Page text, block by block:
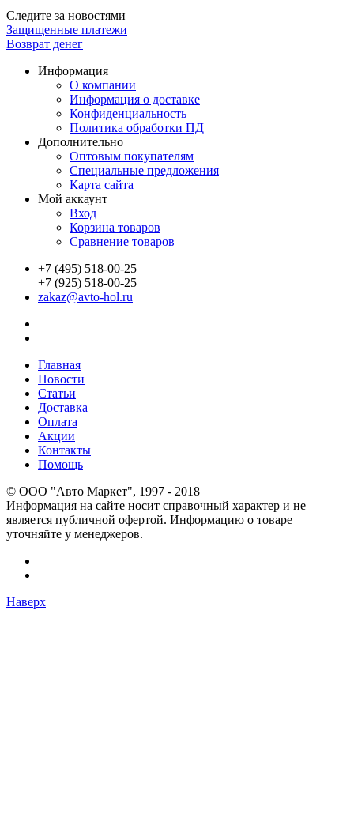
Следите за новостями
Защищенные платежи
Возврат денег
Информация
О компании
Информация о доставке
Конфиденциальность
Политика обработки ПД
Дополнительно
Оптовым покупателям
Специальные предложения
Карта сайта
Мой аккаунт
Вход
Корзина товаров
Сравнение товаров
+7 (495) 518-00-25
+7 (925) 518-00-25
zakaz@avto-hol.ru
Главная
Новости
Статьи
Доставка
Оплата
Акции
Контакты
Помощь
© OOO "Авто Маркет", 1997 - 2018
Информация на сайте носит справочный характер и не
является публичной офертой. Информацию о товаре
уточняйте у менеджеров.
Наверх